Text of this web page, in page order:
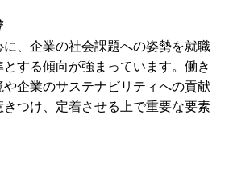
、企業の社会課題への姿勢を就職
する傾向が強まっています。働き
企業のサステナビリティへの貢献
つけ、定着させる上で重要な要素